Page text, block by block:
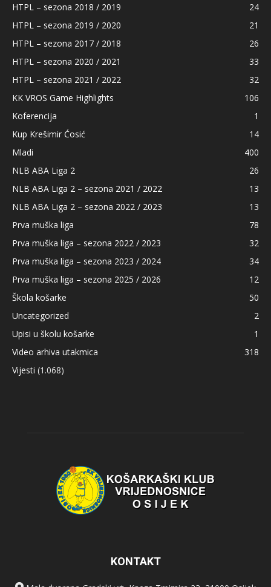
HTPL – sezona 2018 / 2019
24
HTPL – sezona 2019 / 2020
21
HTPL – sezona 2017 / 2018
26
HTPL – sezona 2020 / 2021
33
HTPL – sezona 2021 / 2022
32
KK VROS Game Highlights
106
Koferencija
1
Kup Krešimir Ćosić
14
Mladi
400
NLB ABA Liga 2
26
NLB ABA Liga 2 – sezona 2021 / 2022
13
NLB ABA Liga 2 – sezona 2022 / 2023
13
Prva muška liga
78
Prva muška liga – sezona 2022 / 2023
32
Prva muška liga – sezona 2023 / 2024
34
Prva muška liga – sezona 2025 / 2026
12
Škola košarke
50
Uncategorized
2
Upisi u školu košarke
1
Video arhiva utakmica
318
Vijesti (1.068)
KONTAKT